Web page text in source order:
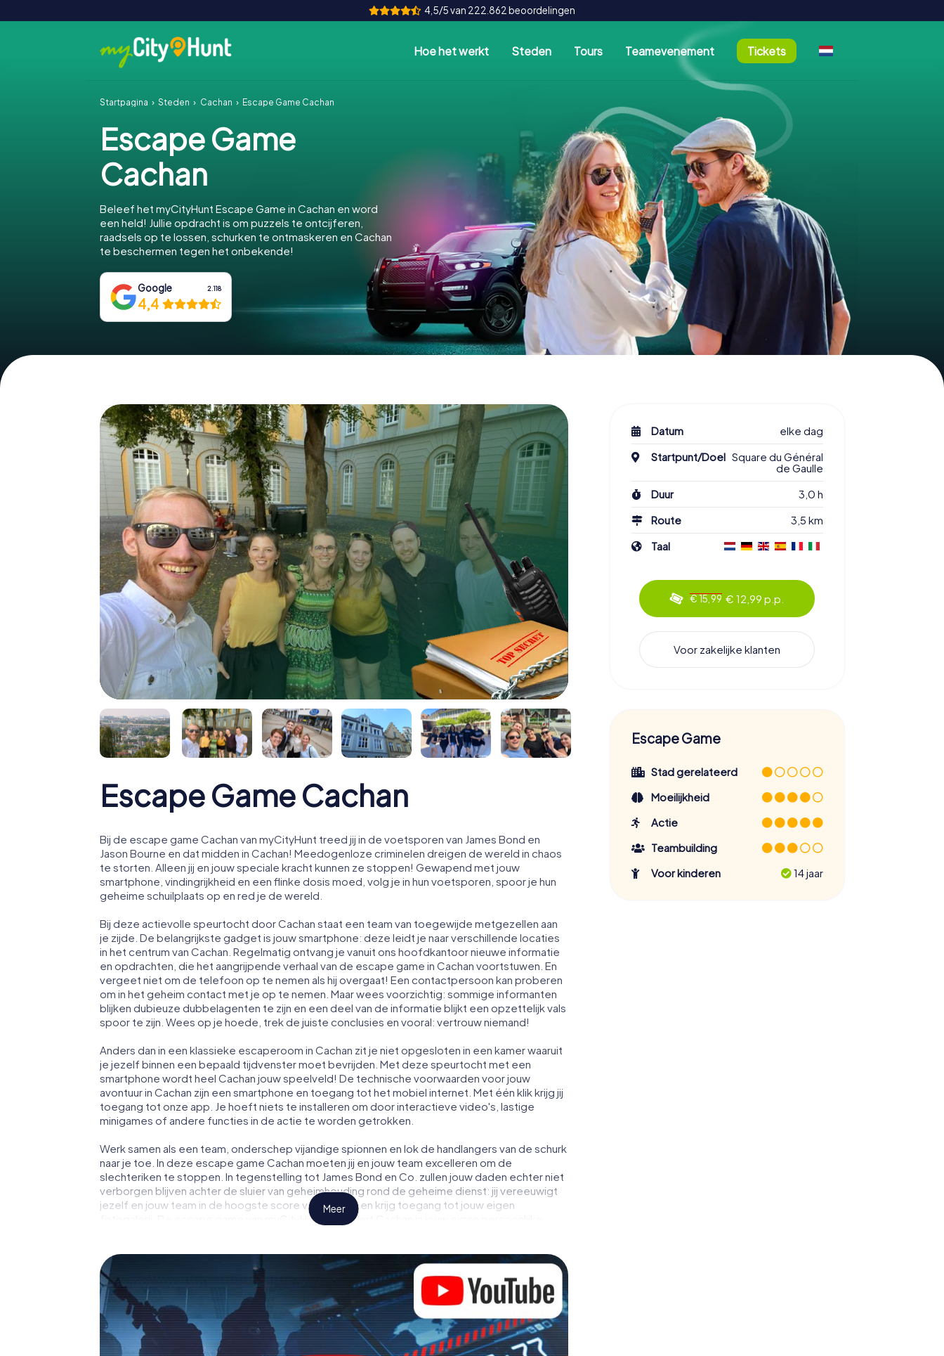
4,5/5 van 222.862 beoordelingen
Hoe het werkt Steden Tours Teamevenement Tickets
Startpagina Steden Cachan Escape Game Cachan
Escape Game
Cachan
Beleef het myCityHunt Escape Game in Cachan en word
een held! Jullie opdracht is om puzzels te ontcijferen,
raadsels op te lossen, schurken te ontmaskeren en Cachan
te beschermen tegen het onbekende!
Google 2.118
4,4
Escape Game Cachan
Bij de escape game Cachan van myCityHunt treed jij in de voetsporen van James Bond en
Jason Bourne en dat midden in Cachan! Meedogenloze criminelen dreigen de wereld in chaos
te storten. Alleen jij en jouw speciale kracht kunnen ze stoppen! Gewapend met jouw
smartphone, vindingrijkheid en een flinke dosis moed, volg je in hun voetsporen, spoor je hun
geheime schuilplaats op en red je de wereld.
Bij deze actievolle speurtocht door Cachan staat een team van toegewijde metgezellen aan
je zijde. De belangrijkste gadget is jouw smartphone: deze leidt je naar verschillende locaties
in het centrum van Cachan. Regelmatig ontvang je vanuit ons hoofdkantoor nieuwe informatie
en opdrachten, die het aangrijpende verhaal van de escape game in Cachan voortstuwen. En
vergeet niet om de telefoon op te nemen als hij overgaat! Een contactpersoon kan proberen
om in het geheim contact met je op te nemen. Maar wees voorzichtig: sommige informanten
blijken dubieuze dubbelagenten te zijn en een deel van de informatie blijkt een opzettelijk vals
spoor te zijn. Wees op je hoede, trek de juiste conclusies en vooral: vertrouw niemand!
Anders dan in een klassieke escaperoom in Cachan zit je niet opgesloten in een kamer waaruit
je jezelf binnen een bepaald tijdvenster moet bevrijden. Met deze speurtocht met een
smartphone wordt heel Cachan jouw speelveld! De technische voorwaarden voor jouw
avontuur in Cachan zijn een smartphone en toegang tot het mobiel internet. Met één klik krijg jij
toegang tot onze app. Je hoeft niets te installeren om door interactieve video's, lastige
minigames of andere functies in de actie te worden getrokken.
Werk samen als een team, onderschep vijandige spionnen en lok de handlangers van de schurk
naar je toe. In deze escape game Cachan moeten jij en jouw team excelleren om de
slechteriken te stoppen. In tegenstelling tot James Bond en Co. zullen jouw daden echter niet
verborgen blijven achter de sluier van geheimhouding rond de geheime dienst: jij vereeuwigt
jezelf en jouw team in de hoogste score van Cachan en krijg toegang tot jouw eigen
fotogalerij. De escape game van myCityHunt verandert Cachan in jouw eigen persoonlijke
Meer
Datum
elke dag
Startpunt/Doel Square du Général
de Gaulle
Duur
3,0 h
Route
3,5 km
Taal
€ 15,99 € 12,99 p.p.
Voor zakelijke klanten
Escape Game
Stad gerelateerd
Moeilijkheid
Actie
Teambuilding
Voor kinderen
14 jaar